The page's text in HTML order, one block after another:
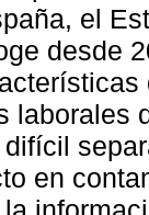
el
desde
laborales
en